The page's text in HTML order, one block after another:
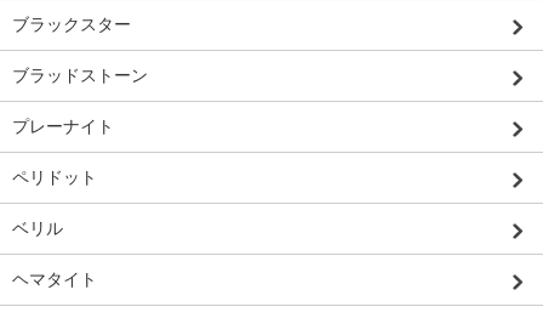
ブラックスター
ブラッドストーン
プレーナイト
ペリドット
ベリル
ヘマタイト